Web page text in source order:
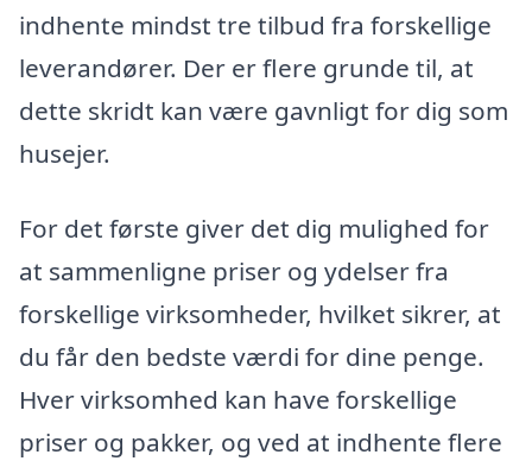
indhente mindst tre tilbud fra forskellige
leverandører. Der er flere grunde til, at
dette skridt kan være gavnligt for dig som
husejer.
For det første giver det dig mulighed for
at sammenligne priser og ydelser fra
forskellige virksomheder, hvilket sikrer, at
du får den bedste værdi for dine penge.
Hver virksomhed kan have forskellige
priser og pakker, og ved at indhente flere